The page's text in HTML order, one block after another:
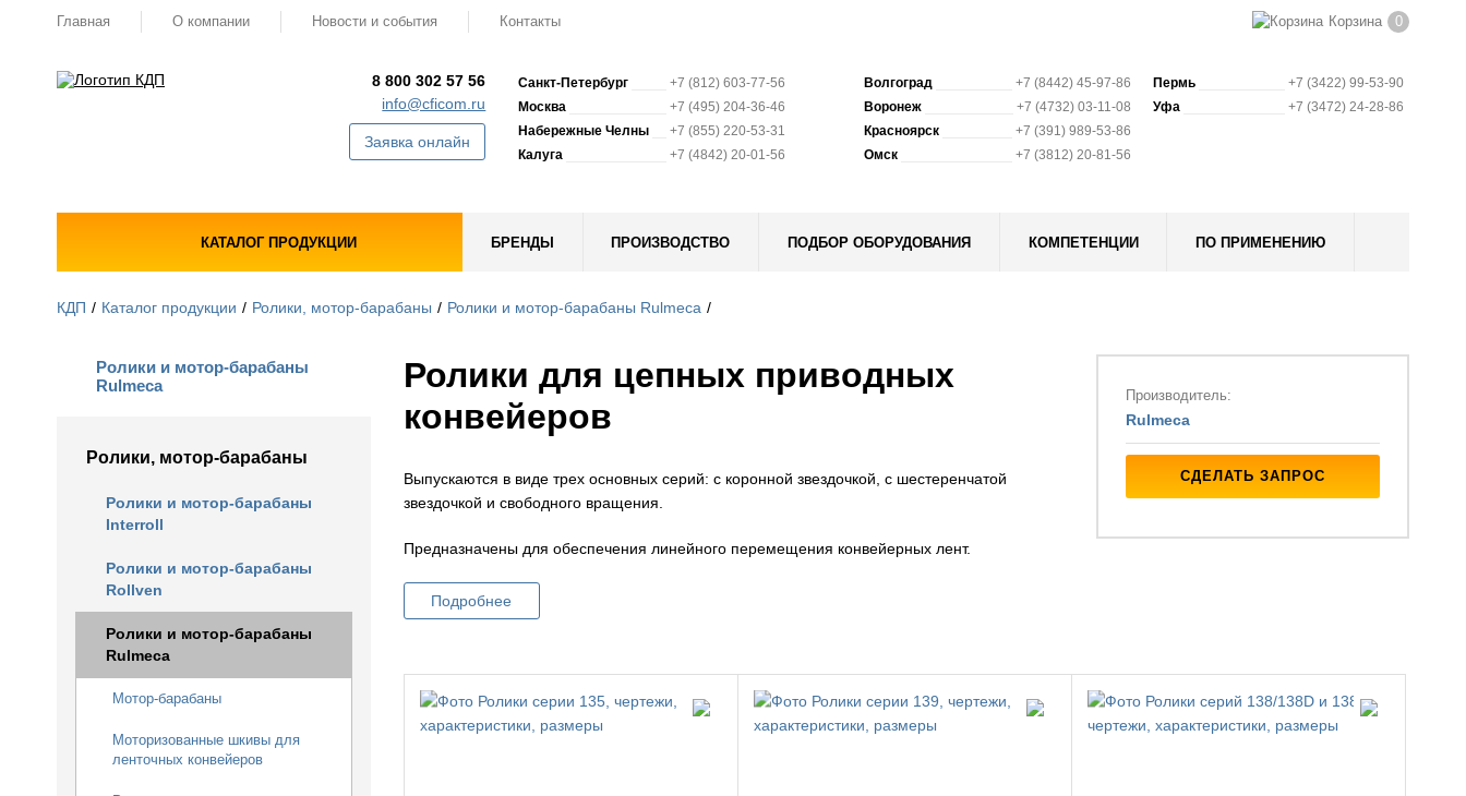
Главная О компании Новости и события Контакты Корзина 0
8 800 302 57 56
info@cficom.ru
Заявка онлайн
Санкт-Петербург
+7 (812) 603-77-56
Москва
+7 (495) 204-36-46
Набережные Челны
+7 (855) 220-53-31
Калуга
+7 (4842) 20-01-56
Волгоград
+7 (8442) 45-97-86
Воронеж
+7 (4732) 03-11-08
Красноярск
+7 (391) 989-53-86
Омск
+7 (3812) 20-81-56
Пермь
+7 (3422) 99-53-90
Уфа
+7 (3472) 24-28-86
КАТАЛОГ ПРОДУКЦИИ БРЕНДЫ ПРОИЗВОДСТВО ПОДБОР ОБОРУДОВАНИЯ КОМПЕТЕНЦИИ ПО ПРИМЕНЕНИЮ
КДП Каталог продукции Ролики, мотор-барабаны Ролики и мотор-барабаны Rulmeca
Ролики и мотор-барабаны
Rulmeca
Ролики, мотор-барабаны
Ролики и мотор-барабаны
Interroll
Ролики и мотор-барабаны
Rollven
Ролики и мотор-барабаны
Rulmeca
Мотор-барабаны
Моторизованные шкивы для
ленточных конвейеров
Ролики для цепных приводных
конвейеров
Выпускаются в виде трех основных серий: с коронной звездочкой, с шестеренчатой
звездочкой и свободного вращения.
Предназначены для обеспечения линейного перемещения конвейерных лент.
Подробнее
Производитель:
Rulmeca
СДЕЛАТЬ ЗАПРОС